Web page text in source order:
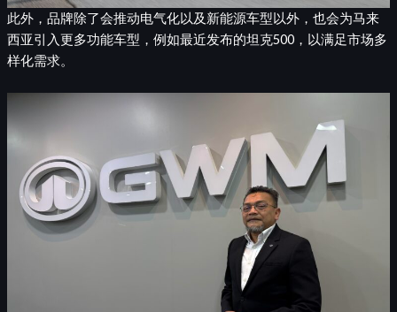
此外，品牌除了会推动电气化以及新能源车型以外，也会为马来
西亚引入更多功能车型，例如最近发布的坦克500，以满足市场多
样化需求。